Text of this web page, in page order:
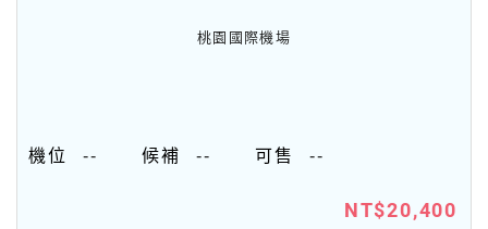
桃園國際機場
-- -- --
NT$20,400